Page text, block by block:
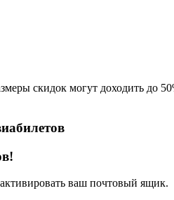
скидок могут доходить до
ваш почтовый ящик.